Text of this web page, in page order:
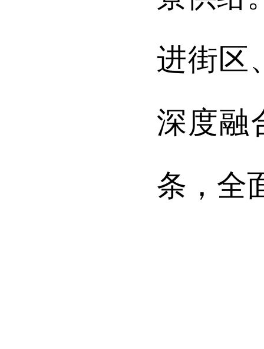
进街区
深度融
条，全